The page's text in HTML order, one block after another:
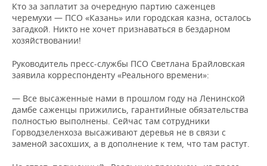
Кто за заплатит за очередную партию саженцев
черемухи — ПСО «Казань» или городская казна, осталось
загадкой. Никто не хочет признаваться в бездарном
хозяйствовании!
Руководитель пресс-службы ПСО Светлана Брайловская
заявила корреспонденту «Реального времени»:
— Все высаженные нами в прошлом году на Ленинской
дамбе саженцы прижились, гарантийные обязательства
полностью выполнены. Сейчас там сотрудники
Горводзеленхоза высаживают деревья не в связи с
заменой засохших, а в дополнение к тем, что там растут.